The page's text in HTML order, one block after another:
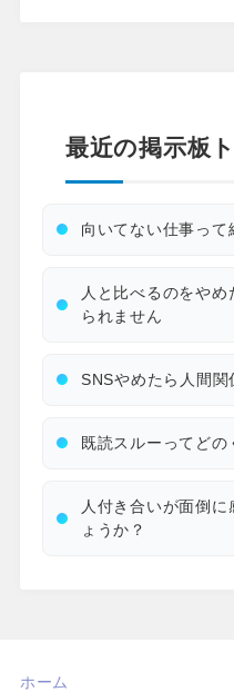
最近の掲示板
向いてない仕事って
人と比べるのをや
られません
SNSやめたら人間関
既読スルーってどの
人付き合いが面倒
ょうか？
ホーム